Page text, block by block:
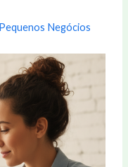
Negócios